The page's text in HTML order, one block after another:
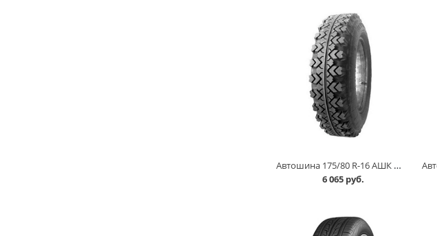
Автошина 175/80 R-16 АШК ВЛИ-5 85P (с камерой) в Омске
6 065 руб.